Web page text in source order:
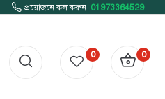
প্রয়োজনে কল করুন: 01973364529
0 0